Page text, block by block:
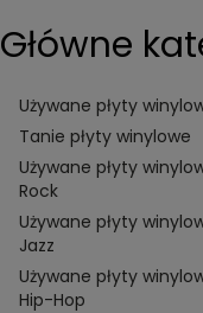
Główne
Używane płyty
Tanie płyty winylowe
Używane płyty
Rock
Używane płyty
Jazz
Używane płyty
Hip-Hop